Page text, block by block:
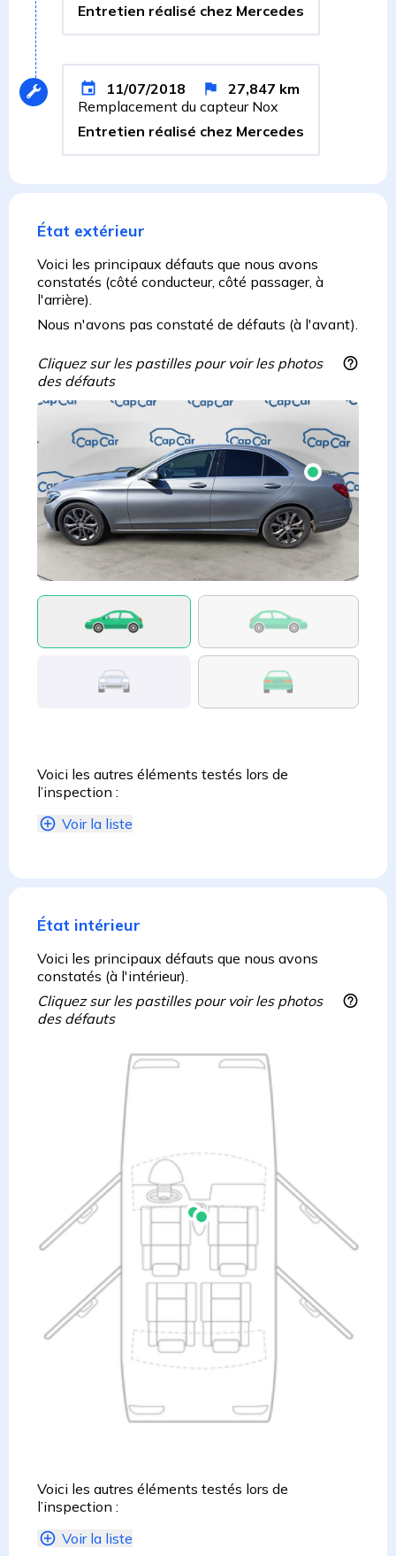
Entretien réalisé chez Mercedes
11/07/2018 27,847 km
Remplacement du capteur Nox
Entretien réalisé chez Mercedes
État extérieur
Voici les principaux défauts que nous avons
constatés (côté conducteur, côté passager, à
l'arrière).
Nous n'avons pas constaté de défauts (à l'avant).
Cliquez sur les pastilles pour voir les photos
des défauts
Voici les autres éléments testés lors de
l’inspection :
Voir la liste
État intérieur
Voici les principaux défauts que nous avons
constatés (à l'intérieur).
Cliquez sur les pastilles pour voir les photos
des défauts
Voici les autres éléments testés lors de
l’inspection :
Voir la liste